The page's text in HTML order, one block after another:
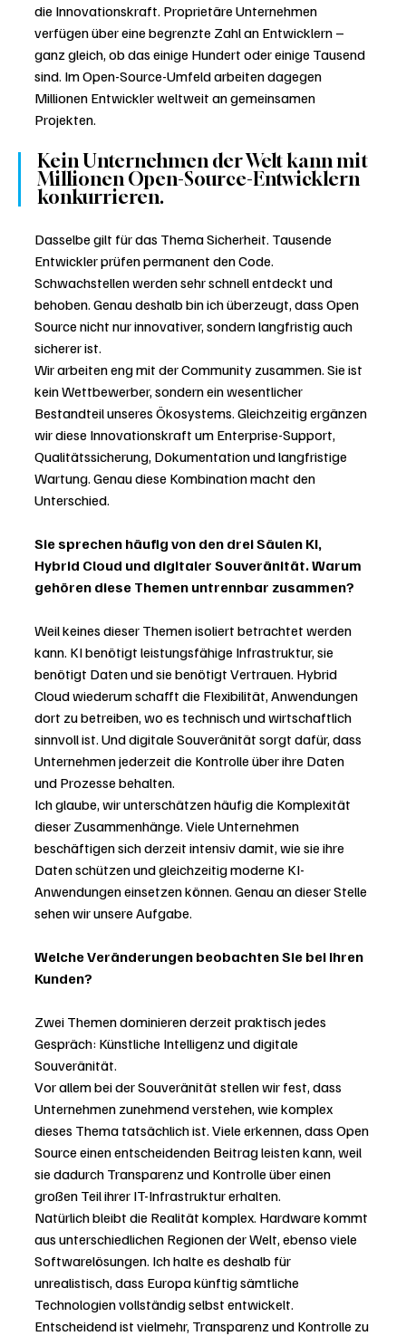
die Innovationskraft. Proprietäre Unternehmen
verfügen über eine begrenzte Zahl an Entwicklern –
ganz gleich, ob das einige Hundert oder einige Tausend
sind. Im Open-Source-Umfeld arbeiten dagegen
Millionen Entwickler weltweit an gemeinsamen
Projekten.
Kein Unternehmen der Welt kann mit
Millionen Open-Source-Entwicklern
konkurrieren.
Dasselbe gilt für das Thema Sicherheit. Tausende
Entwickler prüfen permanent den Code.
Schwachstellen werden sehr schnell entdeckt und
behoben. Genau deshalb bin ich überzeugt, dass Open
Source nicht nur innovativer, sondern langfristig auch
sicherer ist.
Wir arbeiten eng mit der Community zusammen. Sie ist
kein Wettbewerber, sondern ein wesentlicher
Bestandteil unseres Ökosystems. Gleichzeitig ergänzen
wir diese Innovationskraft um Enterprise-Support,
Qualitätssicherung, Dokumentation und langfristige
Wartung. Genau diese Kombination macht den
Unterschied.
Sie sprechen häufig von den drei Säulen KI,
Hybrid Cloud und digitaler Souveränität. Warum
gehören diese Themen untrennbar zusammen?
Weil keines dieser Themen isoliert betrachtet werden
kann. KI benötigt leistungsfähige Infrastruktur, sie
benötigt Daten und sie benötigt Vertrauen. Hybrid
Cloud wiederum schafft die Flexibilität, Anwendungen
dort zu betreiben, wo es technisch und wirtschaftlich
sinnvoll ist. Und digitale Souveränität sorgt dafür, dass
Unternehmen jederzeit die Kontrolle über ihre Daten
und Prozesse behalten.
Ich glaube, wir unterschätzen häufig die Komplexität
dieser Zusammenhänge. Viele Unternehmen
beschäftigen sich derzeit intensiv damit, wie sie ihre
Daten schützen und gleichzeitig moderne KI-
Anwendungen einsetzen können. Genau an dieser Stelle
sehen wir unsere Aufgabe.
Welche Veränderungen beobachten Sie bei Ihren
Kunden?
Zwei Themen dominieren derzeit praktisch jedes
Gespräch: Künstliche Intelligenz und digitale
Souveränität.
Vor allem bei der Souveränität stellen wir fest, dass
Unternehmen zunehmend verstehen, wie komplex
dieses Thema tatsächlich ist. Viele erkennen, dass Open
Source einen entscheidenden Beitrag leisten kann, weil
sie dadurch Transparenz und Kontrolle über einen
großen Teil ihrer IT-Infrastruktur erhalten.
Natürlich bleibt die Realität komplex. Hardware kommt
aus unterschiedlichen Regionen der Welt, ebenso viele
Softwarelösungen. Ich halte es deshalb für
unrealistisch, dass Europa künftig sämtliche
Technologien vollständig selbst entwickelt.
Entscheidend ist vielmehr, Transparenz und Kontrolle zu